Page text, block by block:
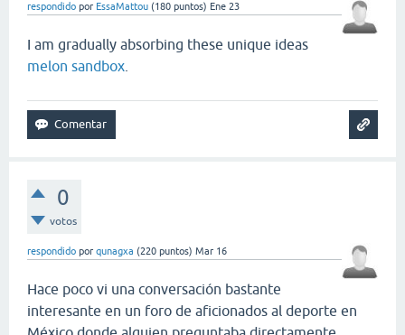
respondido por EssaMattou (180 puntos) Ene 23
I am gradually absorbing these unique ideas
melon sandbox
0
votos
respondido por qunagxa (220 puntos) Mar 16
Hace poco vi una conversación bastante
interesante en un foro de aficionados al deporte en